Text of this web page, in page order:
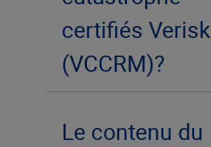
certifiés Verisk
(VCCRM)?
Le contenu du